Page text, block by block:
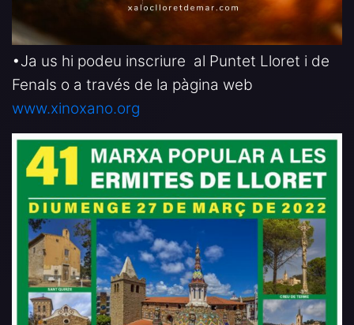
•Ja us hi podeu inscriure al Puntet Lloret i de
Fenals o a través de la pàgina web
www.xinoxano.org